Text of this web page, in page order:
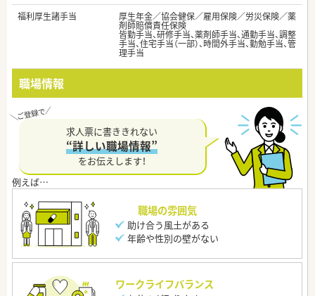
福利厚生諸手当
厚生年金／協会健保／雇用保険／労災保険／薬
剤師賠償責任保険
皆勤手当、研修手当、薬剤師手当、通勤手当、調整
手当、住宅手当（一部）、時間外手当、勤勉手当、管
理手当
職場情報
求人票に書ききれない
“詳しい職場情報”
をお伝えします！
職場の雰囲気
助け合う風土がある
年齢や性別の壁がない
ワークライフバランス